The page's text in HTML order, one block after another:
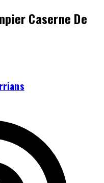
Caserne De